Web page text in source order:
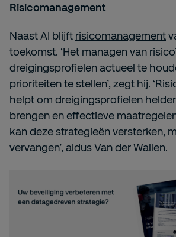
Risicomanagement
Naast AI blijft risicomanagement
toekomst. ‘Het managen van
dreigingsprofielen actueel te
prioriteiten te stellen’, zegt hij.
helpt om dreigingsprofielen
brengen en effectieve
kan deze strategieën versterken,
vervangen’, aldus Van der Wallen.